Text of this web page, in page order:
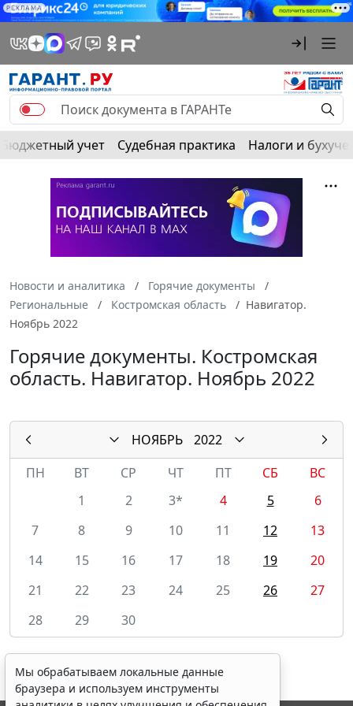
РЕКЛАМА
Бюджетный учет Судебная практика Налоги и
Новости и аналитика
Горячие документы
Региональные
Костромская область
Навигатор.
Ноябрь 2022
Горячие документы. Костромская
область. Навигатор. Ноябрь 2022
НОЯБРЬ
2022
ПН
ВТ СР ЧТ ПТ СБ
ВС
1
2 3* 4 5
6
7
8 9 10 11 12
13
14
15 16 17 18 19
20
21
22 23 24 25 26
27
28
29 30
Мы обрабатываем локальные данные
браузера и используем инструменты